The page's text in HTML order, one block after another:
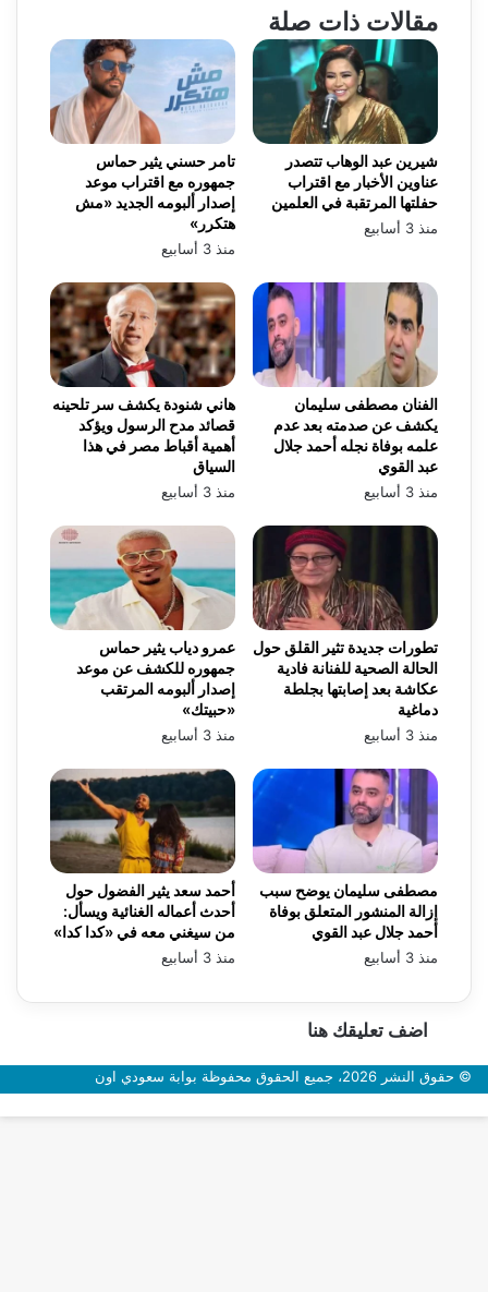
مقالات ذات صلة
تامر حسني يثير حماس
جمهوره مع اقتراب موعد
إصدار ألبومه الجديد «مش
هتكرر»
منذ 3 أسابيع
شيرين عبد الوهاب تتصدر
عناوين الأخبار مع اقتراب
حفلتها المرتقبة في العلمين
منذ 3 أسابيع
هاني شنودة يكشف سر تلحينه
قصائد مدح الرسول ويؤكد
أهمية أقباط مصر في هذا
السياق
منذ 3 أسابيع
الفنان مصطفى سليمان
يكشف عن صدمته بعد عدم
علمه بوفاة نجله أحمد جلال
عبد القوي
منذ 3 أسابيع
عمرو دياب يثير حماس
جمهوره للكشف عن موعد
إصدار ألبومه المرتقب
«حبيتك»
منذ 3 أسابيع
تطورات جديدة تثير القلق حول
الحالة الصحية للفنانة فادية
عكاشة بعد إصابتها بجلطة
دماغية
منذ 3 أسابيع
أحمد سعد يثير الفضول حول
أحدث أعماله الغنائية ويسأل:
من سيغني معه في «كدا كدا»
منذ 3 أسابيع
مصطفى سليمان يوضح سبب
إزالة المنشور المتعلق بوفاة
أحمد جلال عبد القوي
منذ 3 أسابيع
اضف تعليقك هنا
© حقوق النشر 2026، جميع الحقوق محفوظة بوابة سعودي اون